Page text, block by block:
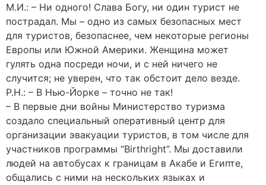
М.И.: – Ни одного! Слава Богу, ни один турист не
пострадал. Мы – одно из самых безопасных мест
для туристов, безопаснее, чем некоторые регионы
Европы или Южной Америки. Женщина может
гулять одна посреди ночи, и с ней ничего не
случится; не уверен, что так обстоит дело везде.
Р.Н.: – В Нью-Йорке – точно не так!
– В первые дни войны Министерство туризма
создало специальный оперативный центр для
организации эвакуации туристов, в том числе для
участников программы “Birthright”. Мы доставили
людей на автобусах к границам в Акабе и Египте,
общались с ними на нескольких языках и